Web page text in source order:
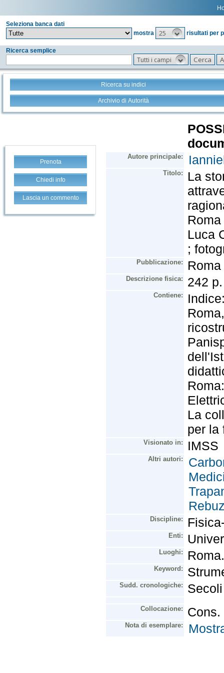
Seleziona banca dati
mostra
25 risultati per
Ricerca semplice
Tutti i campi
Ricerca su indici
Archivio di Autorità
Prenota
Chiedi info
Lascia un commento